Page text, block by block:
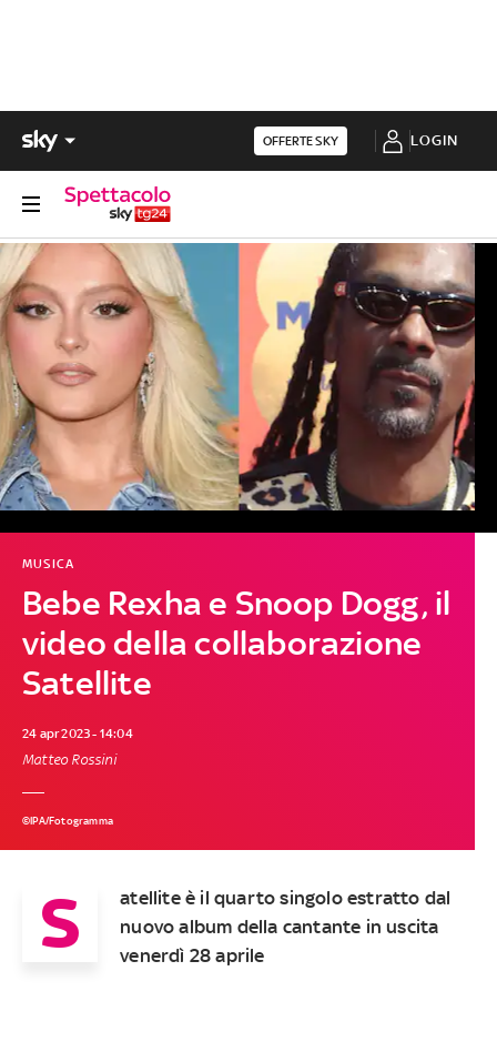
OFFERTE SKY LOGIN
Bebe Rexha e Snoop Dogg, il
video della collaborazione
Satellite
MUSICA
24 apr 2023 - 14:04
Matteo Rossini
©IPA/Fotogramma
S
atellite è il quarto singolo estratto dal
nuovo album della cantante in uscita
venerdì 28 aprile